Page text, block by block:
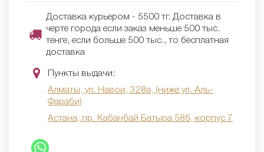
Доставка курьером - 5500 тг. Доставка в
черте города если заказ меньше 500 тыс.
тенге, если больше 500 тыс., то бесплатная
доставка
Пункты выдачи:
Алматы, ул. Навои, 328а, (ниже ул. Аль-
Фараби)
Астана, пр. Кабанбай Батыра 58б, корпус 7